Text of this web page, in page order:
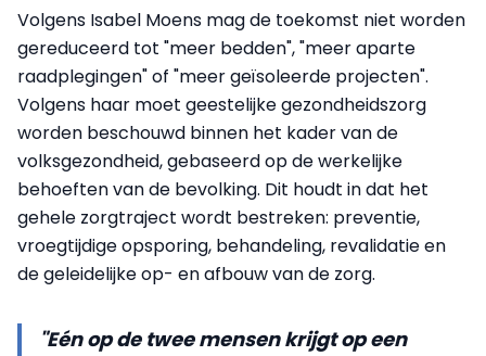
Volgens Isabel Moens mag de toekomst niet worden
gereduceerd tot "meer bedden", "meer aparte
raadplegingen" of "meer geïsoleerde projecten".
Volgens haar moet geestelijke gezondheidszorg
worden beschouwd binnen het kader van de
volksgezondheid, gebaseerd op de werkelijke
behoeften van de bevolking. Dit houdt in dat het
gehele zorgtraject wordt bestreken: preventie,
vroegtijdige opsporing, behandeling, revalidatie en
de geleidelijke op- en afbouw van de zorg.
"Eén op de twee mensen krijgt op een